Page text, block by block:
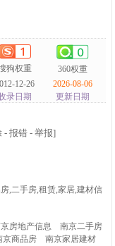
狗权重
360权重
12-26
录日期
2026-08-06
更新日期
- 报错 - 举报]
,二手房,租赁,家居,建材信
房地产信息
南京二手房
京商品房
南京家居建材